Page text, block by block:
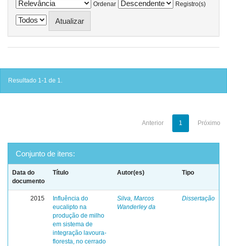
Ordenar
Registro(s)
Resultado 1-1 de 1.
Anterior 1 Próximo
Conjunto de itens:
Data do
documento
Título Autor(es) Tipo
2015
Influência do
eucalipto na
produção de milho
em sistema de
integração lavoura-
floresta, no cerrado
Silva, Marcos
Wanderley da
Dissertação